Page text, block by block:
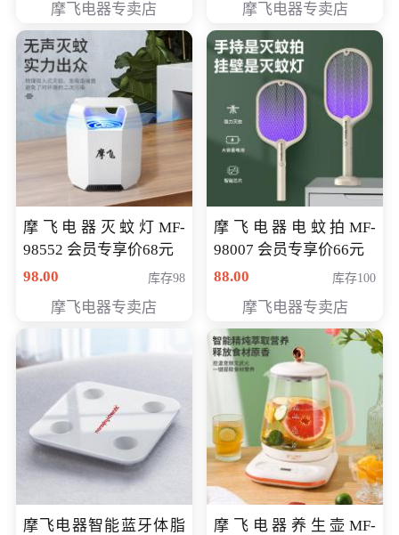
摩飞电器专卖店 摩飞电器专卖店
摩飞电器灭蚊灯MF-
98552 会员专享价68元
98.00
库存98
摩飞电器专卖店
摩飞电器电蚊拍MF-
98007 会员专享价66元
88.00
库存100
摩飞电器专卖店
摩飞电器智能蓝牙体脂
摩飞电器养生壶MF-